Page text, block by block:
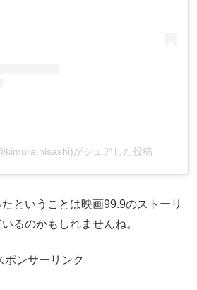
がシェアした投稿
ということは映画99.9のストーリ
るのかもしれませんね。
ポンサーリンク